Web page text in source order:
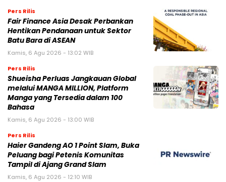
Pers Rilis
Fair Finance Asia Desak Perbankan
Hentikan Pendanaan untuk Sektor
Batu Bara di ASEAN
Kamis, 6 Agu 2026 - 13:02 WIB
Pers Rilis
Shueisha Perluas Jangkauan Global
melalui MANGA MILLION, Platform
Manga yang Tersedia dalam 100
Bahasa
Kamis, 6 Agu 2026 - 13:00 WIB
Pers Rilis
Haier Gandeng AO 1 Point Slam, Buka
Peluang bagi Petenis Komunitas
Tampil di Ajang Grand Slam
Kamis, 6 Agu 2026 - 12:10 WIB